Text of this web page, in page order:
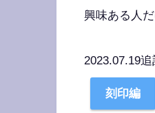
興味ある人
2023.07.19追
刻印編